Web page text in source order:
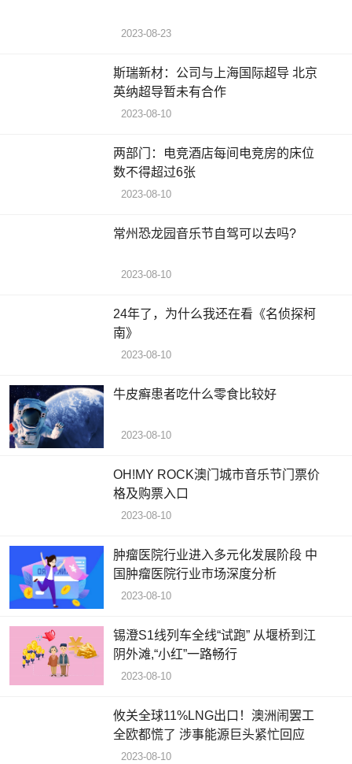
2023-08-23
斯瑞新材：公司与上海国际超导 北京
英纳超导暂未有合作
2023-08-10
两部门：电竞酒店每间电竞房的床位
数不得超过6张
2023-08-10
常州恐龙园音乐节自驾可以去吗?
2023-08-10
24年了，为什么我还在看《名侦探柯
南》
2023-08-10
牛皮癣患者吃什么零食比较好
2023-08-10
OH!MY ROCK澳门城市音乐节门票价
格及购票入口
2023-08-10
肿瘤医院行业进入多元化发展阶段 中
国肿瘤医院行业市场深度分析
2023-08-10
锡澄S1线列车全线“试跑” 从堰桥到江
阴外滩,“小红”一路畅行
2023-08-10
攸关全球11%LNG出口！澳洲闹罢工
全欧都慌了 涉事能源巨头紧忙回应
2023-08-10